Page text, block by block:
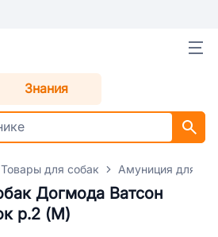
Знания
Товары для собак Амуниция для
Догмода Ватсон
р.2 (M)